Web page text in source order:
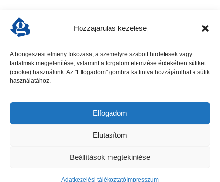
Hozzájárulás kezelése
A böngészési élmény fokozása, a személyre szabott hirdetések vagy
tartalmak megjelenítése, valamint a forgalom elemzése érdekében sütiket
(cookie) használunk. Az "Elfogadom" gombra kattintva hozzájárulhat a sütik
használatához.
Elfogadom
Elutasítom
Beállítások megtekintése
Adatkezelési tájékoztató Impresszum
előző cikk következő cikk
Gödöllői Szolgálat - Minden jog fenntartva
Kapcsolat